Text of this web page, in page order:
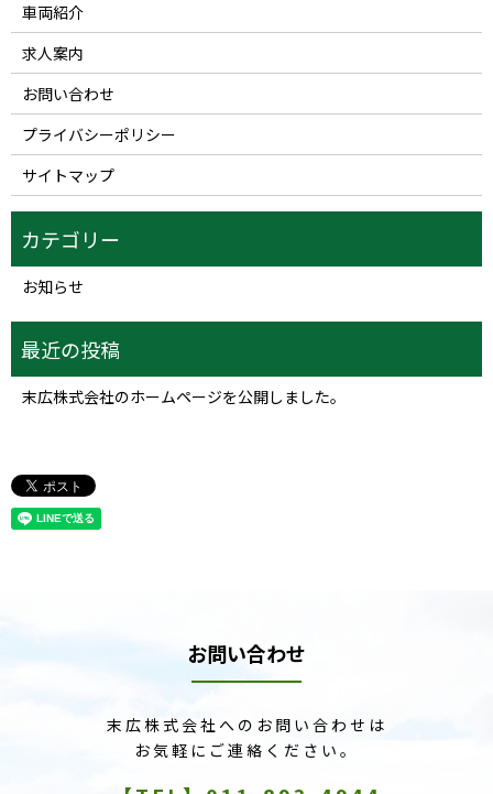
車両紹介
求人案内
お問い合わせ
プライバシーポリシー
サイトマップ
お知らせ
末広株式会社のホームページを公開しました。
お問い合わせ
末広株式会社へのお問い合わせは
お気軽にご連絡ください。